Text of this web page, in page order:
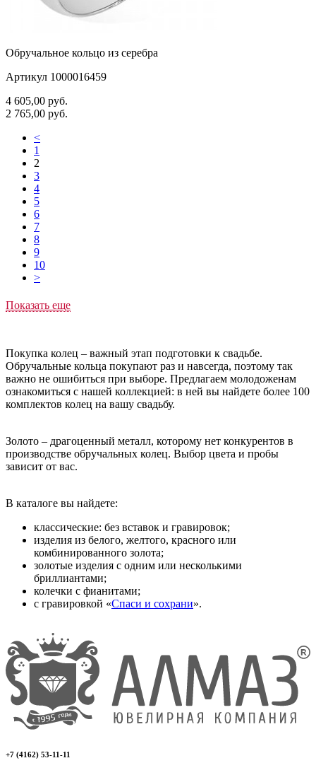
Обручальное кольцо из серебра
Артикул 1000016459
4 605,00 руб.
2 765,00 руб.
<
1
2
3
4
5
6
7
8
9
10
>
Показать еще
Покупка колец – важный этап подготовки к свадьбе.
Обручальные кольца покупают раз и навсегда, поэтому так
важно не ошибиться при выборе. Предлагаем молодоженам
ознакомиться с нашей коллекцией: в ней вы найдете более 100
комплектов колец на вашу свадьбу.
Золото – драгоценный металл, которому нет конкурентов в
производстве обручальных колец. Выбор цвета и пробы
зависит от вас.
В каталоге вы найдете:
классические: без вставок и гравировок;
изделия из белого, желтого, красного или
комбинированного золота;
золотые изделия с одним или несколькими
бриллиантами;
колечки с фианитами;
с гравировкой «Спаси и сохрани».
+7 (4162) 53-11-11